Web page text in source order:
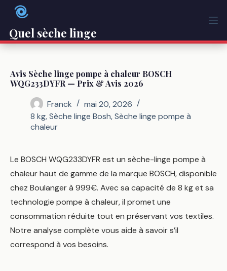
Passer
Quel sèche linge
Avis Sèche linge pompe à chaleur BOSCH
WQG233DYFR — Prix & Avis 2026
Franck
mai 20, 2026
8 kg,Sèche linge Bosh,Sèche linge pompe à
chaleur
Le BOSCH WQG233DYFR est un sèche-linge pompe à
chaleur haut de gamme de la marque BOSCH, disponible
chez Boulanger à 999€. Avec sa capacité de 8 kg et sa
technologie pompe à chaleur, il promet une
consommation réduite tout en préservant vos textiles.
Notre analyse complète vous aide à savoir s’il
correspond à vos besoins.